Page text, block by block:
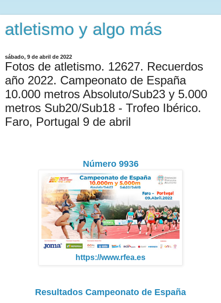
atletismo y algo más
sábado, 9 de abril de 2022
Fotos de atletismo. 12627. Recuerdos
año 2022. Campeonato de España
10.000 metros Absoluto/Sub23 y 5.000
metros Sub20/Sub18 - Trofeo Ibérico.
Faro, Portugal 9 de abril
Número 9936
https://www.rfea.es
Resultados Campeonato de España